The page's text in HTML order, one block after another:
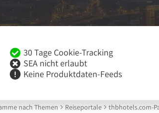
30 Tage Cookie-Tracking
SEA nicht erlaubt
Keine Produktdaten-Feeds
nach Themen Reiseportale thbhotels.com-